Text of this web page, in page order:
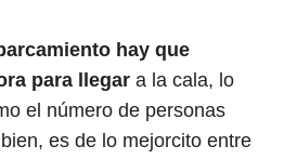
hay que
para llegar a la cala, lo
el número de personas
es de lo mejorcito entre